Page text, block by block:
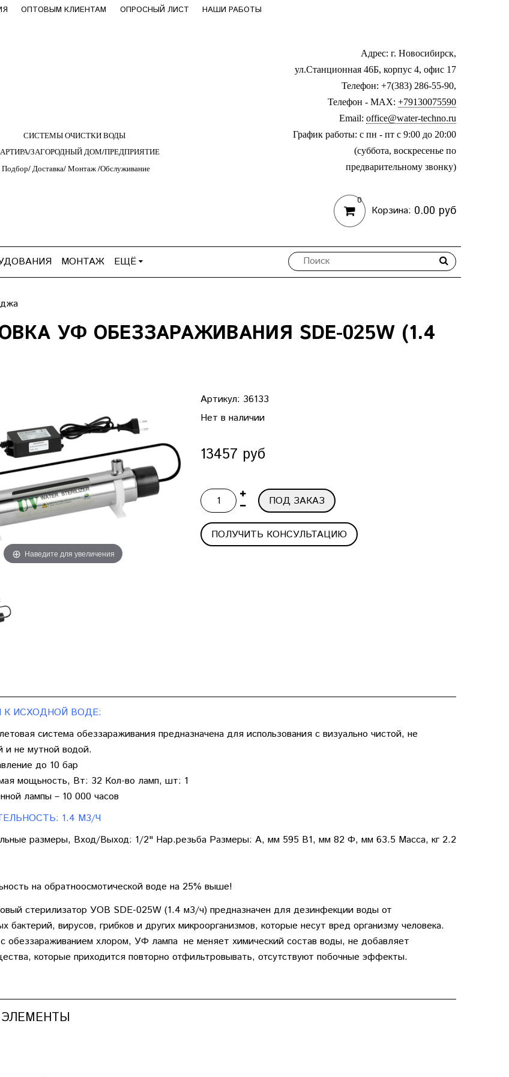
ОПТОВЫМ КЛИЕНТАМ ОПРОСНЫЙ ЛИСТ НАШИ РАБОТЫ
СИСТЕМЫ ОЧИСТКИ ВОДЫ
ЗАГОРОДНЫЙ ДОМ/ПРЕДПРИЯТИЕ
Подбор/Доставка/Монтаж/Обслуживание
Адрес: г. Новосибирск,
ул.Станционная 46Б, корпус 4, офис 17
Телефон: +7(383) 286-55-90,
Телефон - MAX: +79130075590
Email: office@water-techno.ru
График работы: с пн - пт с 9:00 до 20:00
(суббота, воскресенье по
предварительному звонку)
0
Корзина: 0.00 руб
МОНТАЖ ЕЩЁ
УФ ОБЕЗЗАРАЖИВАНИЯ SDE-025W (1.4
Наведите для увеличения
Артикул: 36133
Нет в наличии
13457 руб
ПОД ЗАКАЗ
ПОЛУЧИТЬ КОНСУЛЬТАЦИЮ
К ИСХОДНОЙ ВОДЕ:
система обеззараживания предназначена для использования с визуально чистой, не
и не мутной водой.
до 10 бар
мощьность, Вт: 32 Кол-во ламп, шт: 1
лампы – 10 000 часов
1.4 М3/Ч
размеры, Вход/Выход: 1/2" Нар.резьба Размеры: A, мм 595 B1, мм 82 Ф, мм 63.5 Масса, кг 2.2
на обратноосмотической воде на 25% выше!
стерилизатор УОВ SDE-025W (1.4 м3/ч) предназначен для дезинфекции воды от
бактерий, вирусов, грибков и других микроорганизмов, которые несут вред организму человека.
обеззараживанием хлором, УФ лампа не меняет химический состав воды, не добавляет
которые приходится повторно отфильтровывать, отсутствуют побочные эффекты.